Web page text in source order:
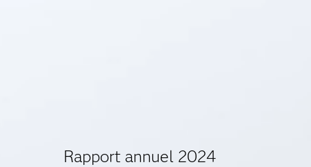
Rapport annuel 2024